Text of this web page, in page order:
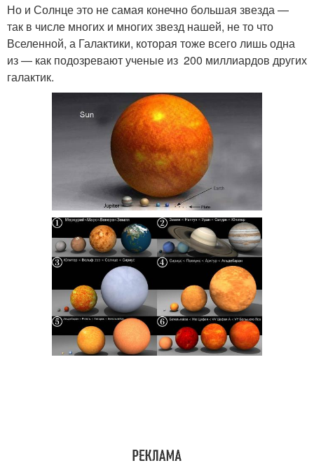
Но и Солнце это не самая конечно большая звезда —
так в числе многих и многих звезд нашей, не то что
Вселенной, а Галактики, которая тоже всего лишь одна
из — как подозревают ученые из 200 миллиардов других
галактик.